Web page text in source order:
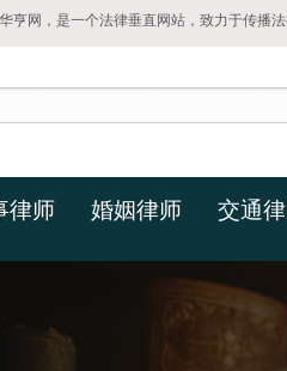
网，是一个法律垂直网站，致力于传播
律师 婚姻律师 交通